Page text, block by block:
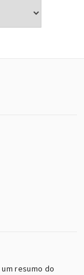
resumo do